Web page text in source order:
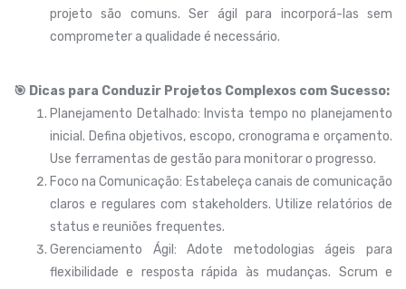
projeto são comuns. Ser ágil para incorporá-las sem
comprometer a qualidade é necessário.
🎯 Dicas para Conduzir Projetos Complexos com Sucesso:
Planejamento Detalhado: Invista tempo no planejamento
inicial. Defina objetivos, escopo, cronograma e orçamento.
Use ferramentas de gestão para monitorar o progresso.
Foco na Comunicação: Estabeleça canais de comunicação
claros e regulares com stakeholders. Utilize relatórios de
status e reuniões frequentes.
Gerenciamento Ágil: Adote metodologias ágeis para
flexibilidade e resposta rápida às mudanças. Scrum e